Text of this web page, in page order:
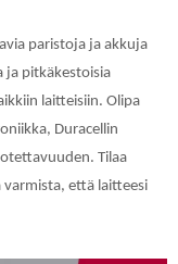
paristoja ja akkuja
ja pitkäkestoisia
laitteisiin. Olipa
Duracellin
Tilaa
että laitteesi